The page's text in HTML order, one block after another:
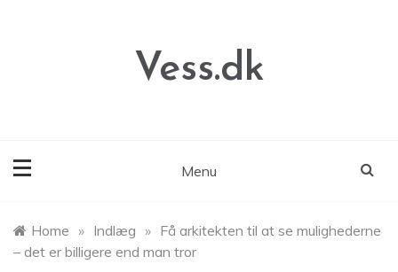
Vess.dk
Menu
Home » Indlæg » Få arkitekten til at se mulighederne
– det er billigere end man tror